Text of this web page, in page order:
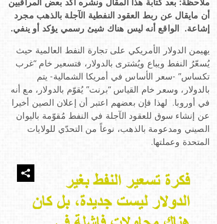
o
أن مايقال عن ربط العقود النفطية الآجلة بالذهب مجرد
إشاعة. الواقع أنه ليس هناك شيئ رسمي يؤكد أو ينفي.
يهيمن الدولار الأمريكي على تجارة النفط العالمية حيث
يُسعّرُ النفط ويباع ويُشترى بالدولار، فتسعير خام “غرب
تكساس” -سعر الأساس في أمريكا الشمالية- يتم
بالدولار، وسعر خام القياس “برنت” يُقوّم بالدولار، مع أنه
في أوروبا. لهذا فإن بعضهم اعتبر أن إعلان الصين أخيرا
عن إنشاء سوق للعقود الآجلة في النفط مُقوّمة باليوان
الصيني ومدعومة بالذهب، نوعاً من التحدّي للولايات
المتحدة وعملتها.